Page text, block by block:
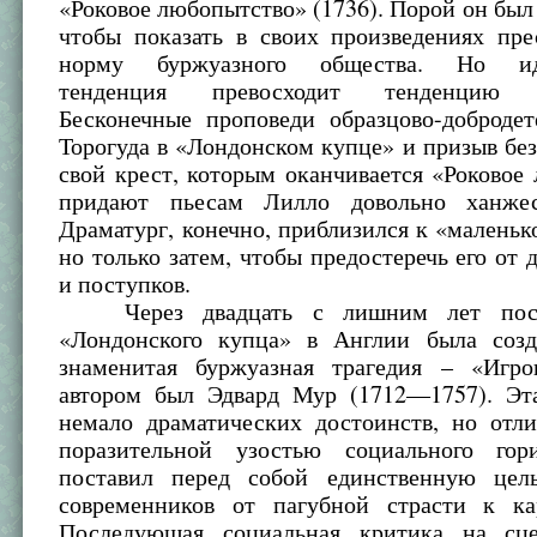
«Роковое любопытство» (1736). Порой он
чтобы показать в своих произведениях
норму буржуазного общества. Но
тенденция превосходит тенденцию
Бесконечные проповеди образцово-
Торогуда в «Лондонском купце» и призыв
свой крест, которым оканчивается
придают пьесам Лилло довольно
Драматург, конечно, приблизился к
но только затем, чтобы предостеречь его
и поступков.
Через двадцать с лишним лет
«Лондонского купца» в Англии была
знаменитая буржуазная трагедия –
автором был Эдвард Мур (1712—1757).
немало драматических достоинств, но
поразительной узостью социального
поставил перед собой единственную
современников от пагубной страсти к